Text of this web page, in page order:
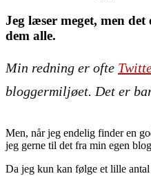
Jeg læser meget, men
dem alle.
Min redning er ofte
bloggermiljøet. Det er
Men, når jeg endelig finder en
jeg gerne til det fra min egen
Da jeg kun kan følge et lille